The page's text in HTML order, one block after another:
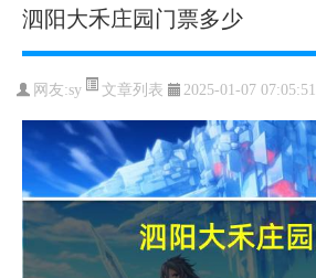
泗阳大禾庄园门票多少
网友:sy 文章列表 2025-01-07 07:05:51